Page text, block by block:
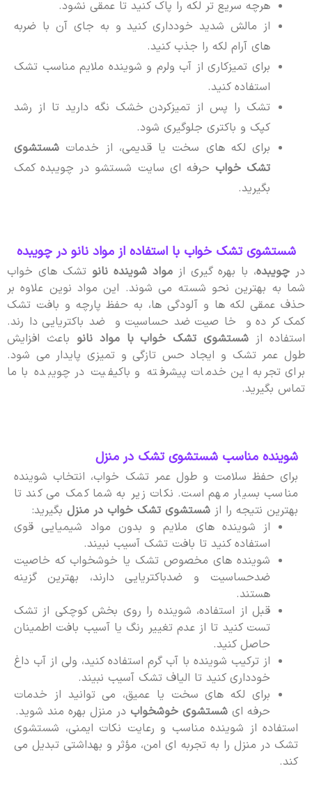
هرچه سریع تر لکه را پاک کنید تا عمقی نشود.
از مالش شدید خودداری کنید و به جای آن با ضربه
های آرام لکه را جذب کنید.
برای تمیزکاری از آب ولرم و شوینده ملایم مناسب تشک
استفاده کنید.
تشک را پس از تمیزکردن خشک نگه دارید تا از رشد
کپک و باکتری جلوگیری شود.
برای لکه های سخت یا قدیمی، از خدمات شستشوی
تشک خوابحرفه ای سایت شستشو در چویبده کمک
بگیرید.
شستشوی تشک خواب با استفاده از مواد نانو در چویبده
در چویبده، با بهره گیری از مواد شوینده نانوتشک های خواب
شما به بهترین نحو شسته می شوند. این مواد نوین علاوه بر
حذف عمقی لکه ها و آلودگی ها، به حفظ پارچه و بافت تشک
کمک کرده و خاصیت ضدحساسیت و ضدباکتریایی دارند.
استفاده از شستشوی تشک خواب با مواد نانوباعث افزایش
طول عمر تشک و ایجاد حس تازگی و تمیزی پایدار می شود.
برای تجربه این خدمات پیشرفته و باکیفیت در چویبده با ما
تماس بگیرید.
شوینده مناسب شستشوی تشک در منزل
برای حفظ سلامت و طول عمر تشک خواب، انتخاب شوینده
مناسب بسیار مهم است. نکات زیر به شما کمک می کند تا
بهترین نتیجه را از شستشوی تشک خواب در منزلبگیرید:
از شوینده های ملایم و بدون مواد شیمیایی قوی
استفاده کنید تا بافت تشک آسیب نبیند.
شوینده های مخصوص تشک یا خوشخواب که خاصیت
ضدحساسیت و ضدباکتریایی دارند، بهترین گزینه
هستند.
قبل از استفاده، شوینده را روی بخش کوچکی از تشک
تست کنید تا از عدم تغییر رنگ یا آسیب بافت اطمینان
حاصل کنید.
از ترکیب شوینده با آب گرم استفاده کنید، ولی از آب داغ
خودداری کنید تا الیاف تشک آسیب نبیند.
برای لکه های سخت یا عمیق، می توانید از خدمات
حرفه ای شستشوی خوشخوابدر منزل بهره مند شوید.
استفاده از شوینده مناسب و رعایت نکات ایمنی، شستشوی
تشک در منزل را به تجربه ای امن، مؤثر و بهداشتی تبدیل می
کند.